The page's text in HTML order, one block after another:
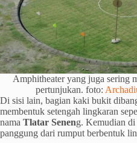
Amphitheater yang juga sering
pertunjukan. foto:
Di sisi lain, bagian kaki bukit
membentuk setengah lingkaran
nama Tlatar Seneng. Kemudian di
panggung dari rumput berbentuk